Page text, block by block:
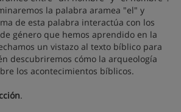
la palabra aramea "el" y
de esta palabra interactúa con los
género que hemos aprendido en la
un vistazo al texto bíblico para
descubriremos cómo la arqueología
los acontecimientos bíblicos.
.